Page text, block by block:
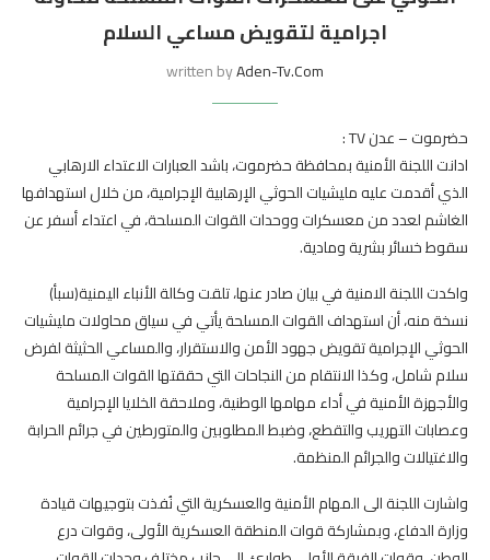
اجرامية لتقويض مساعي السلام
written byAden-Tv.com
حضرموت – عدن TV :
ادانت اللجنة الأمنية بمحافظة حضرموت، باشد العبارات الاعتداء الارهابي
الذي أقدمت عليه مليشيات الحوثي الإرهابية الإجرامية، من خلال استهدافها
الغاشم لعدد من معسكرات ووحدات القوات المسلحة، في اعتداء أسفر عن
سقوط خسائر بشرية ومادية.
واكدت اللجنة الامنية في بيان صادر عنها، تلقت وكالة الأنباء اليمنية(سبأ)
نسخة منه، أن استهداف القوات المسلحة يأتي في سياق محاولات مليشيات
الحوثي الإجرامية تقويض جهود الأمن والاستقرار، والمساعي الحثيثة لفرض
سلام شامل، وكذا الانتقام من النجاحات التي حققتها القوات المسلحة
والأجهزة الأمنية في أداء مهامها الوطنية، وملاحقة الخلايا الإجرامية
وعصابات التهريب والتقطع، وضبط المطلوبين والمتورطين في جرائم الحرابة
والاغتيالات والجرائم المنظمة.
واشارت اللجنة الى المهام الأمنية والعسكرية التي نُفذت بتوجيهات قيادة
وزارة الدفاع، وبمشاركة قوات المنطقة العسكرية الأولى، وقوات درع